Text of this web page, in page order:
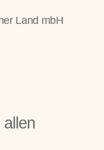
Land mbH